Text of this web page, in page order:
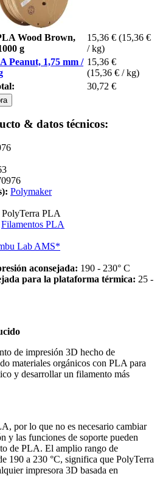
Wood Brown,
g
15,36 € (15,36 €
/ kg)
Peanut, 1,75 mm / 15,36 €
(15,36 € / kg)
30,72 €
& datos técnicos:
Polymaker
PolyTerra PLA
Filamentos PLA
Lab AMS*
aconsejada: 190 - 230° C
para la plataforma térmica: 25 -
de impresión 3D hecho de
materiales orgánicos con PLA para
y desarrollar un filamento más
por lo que no es necesario cambiar
y las funciones de soporte pueden
de PLA. El amplio rango de
190 a 230 °C, significa que PolyTerra
impresora 3D basada en